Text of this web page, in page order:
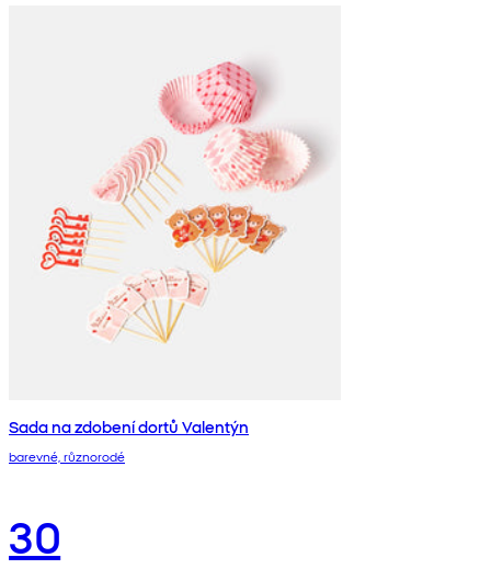
Sada na zdobení dortů Valentýn
barevné, různorodé
30